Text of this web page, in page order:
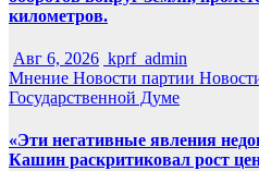
километров.
Авг 6, 2026 kprf_admin
Мнение Новости партии
Государственной Думе
«Эти негативные явления
Кашин раскритиковал рост